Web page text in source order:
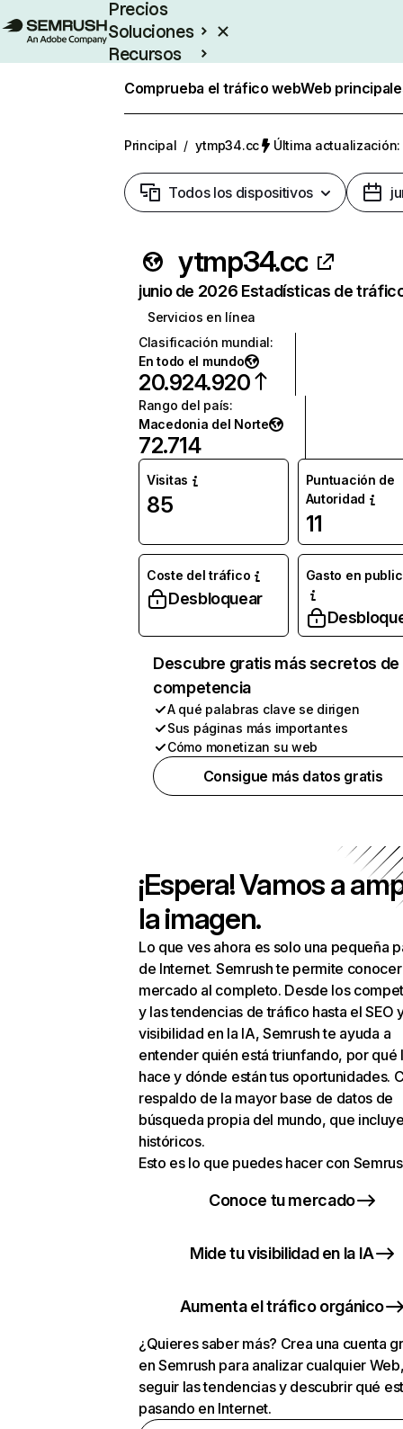
Precios
Soluciones
Recursos
Comprueba el tráfico webWeb
Principal / ytmp34.cc Última
Todos los dispositivos
ytmp34.cc
junio de 2026 Estadísticas de
Servicios en línea
Clasificación mundial:
En todo el mundo
20.924.920
Rango del país:
Macedonia del Norte
72.714
Visitas
85
Puntuación de
Autoridad
11
Coste del tráfico
Desbloquear
Gasto en
Descubre gratis más secretos de
competencia
A qué palabras clave se dirigen
Sus páginas más importantes
Cómo monetizan su web
Consigue más datos gratis
¡Espera! Vamos a
la imagen.
Lo que ves ahora es solo una pequeña
de Internet. Semrush te permite
mercado al completo. Desde los
y las tendencias de tráfico hasta el SEO
visibilidad en la IA, Semrush te ayuda a
entender quién está triunfando, por qué
hace y dónde están tus oportunidades.
respaldo de la mayor base de datos de
búsqueda propia del mundo, que
históricos.
Esto es lo que puedes hacer con
Conoce tu mercado
Mide tu visibilidad en la IA
Aumenta el tráfico orgánico
¿Quieres saber más? Crea una cuenta
en Semrush para analizar cualquier
seguir las tendencias y descubrir qué
pasando en Internet.